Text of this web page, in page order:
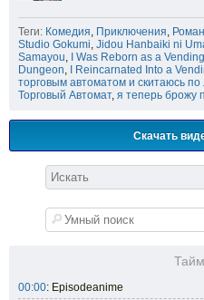
Теги: Комедия, Приключения,
Studio Gokumi, Jidou Hanbaiki ni
Samayou,
I Was Reborn as a
Dungeon, I Reincarnated Into a
торговым автоматом и скитаюсь по
Торговый Автомат, я теперь брожу
Скачать
00:00: Episodeanime